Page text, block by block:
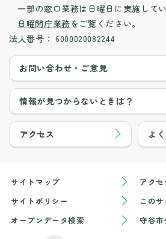
一部の窓口業務は日曜日に実施してい
日曜開庁業務をご覧ください。
法人番号： 6000020082244
お問い合わせ・ご意見
情報が見つからないときは？
アクセス よ
サイトマップ
アク
サイトポリシー
この
オープンデータ検索
守谷市